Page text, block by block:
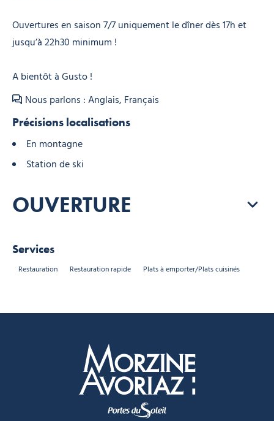
Ouvertures en saison 7/7 uniquement le dîner dès 17h et
jusqu’à 22h30 minimum !
A bientôt à Gusto !
Nous parlons : Anglais, Français
Précisions localisations
En montagne
Station de ski
OUVERTURE
Services
Restauration Restauration rapide Plats à emporter/Plats cuisinés